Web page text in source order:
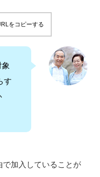
をコピーする
す
で加入していることが